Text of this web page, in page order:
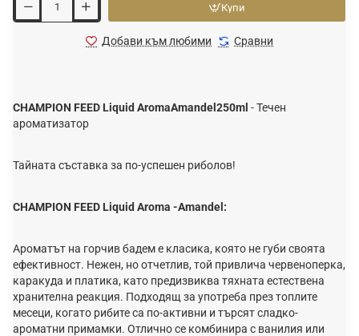
Купи
Добави към любими Сравни
CHAMPION FEED Liquid AromaAmandel 250ml - Течен
ароматизатор
Тайната съставка за по-успешен риболов!
CHAMPION FEED Liquid Aroma -Amandel :
Ароматът на горчив бадем е класика, която не губи своята
ефективност. Нежен, но отчетлив, той привлича червеноперка,
каракуда и платика, като предизвиква тяхната естествена
хранителна реакция. Подходящ за употреба през топлите
месеци, когато рибите са по-активни и търсят сладко-
ароматни примамки. Отлично се комбинира с ванилия или